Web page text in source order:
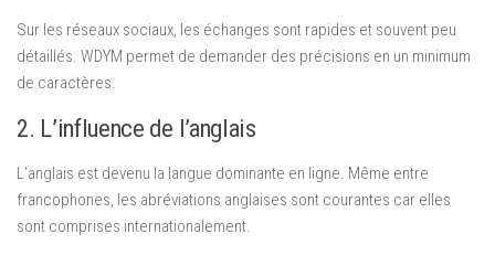
Sur les réseaux sociaux, les échanges sont rapides et souvent peu
détaillés. WDYM permet de demander des précisions en un minimum
de caractères.
2. L’influence de l’anglais
L’anglais est devenu la langue dominante en ligne. Même entre
francophones, les abréviations anglaises sont courantes car elles
sont comprises internationalement.